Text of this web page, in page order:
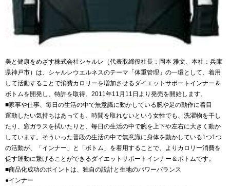
美と健康をめざす株式会社シャルレ（代表取締役社長：岡本 雅文、本社：兵庫
県神戸市）は、シャルレウエルネスのテーマ「体重管理」の一環として、着用
して活動することで消費カロリーを増加させるダイエットサポートインナー＆
ボトムを開発し、特許を取得。2011年11月11日より発売を開始します。
■家事や仕事、毎日の生活の中で無意識に動かしている腕や足の動作に着目
運動したい気持ちはあっても、時間を取れないという女性でも、洗濯物を干し
たり、窓ガラスを拭いたりと、毎日の生活の中で腕を上下や左右に大きく動か
しています。そういった普段の生活の中で無意識に身体を動かしている1つ1つ
の活動が、「インナー」と「ボトム」を着用することで、よりカロリー消費を
促す運動に繋げることができるダイエットサポートインナー＆ボトムです。
■商品化成功のポイントは、独自の設計と生地のパワーバランス
●インナー